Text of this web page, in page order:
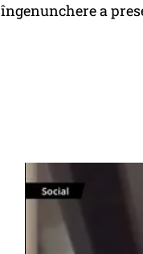
îngenunchere a